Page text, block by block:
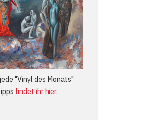
"Vinyl des Monats"
findet ihr hier.